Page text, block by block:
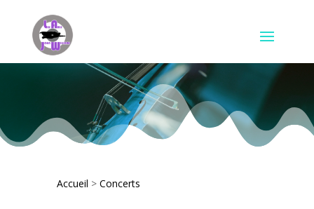
Accueil > Concerts